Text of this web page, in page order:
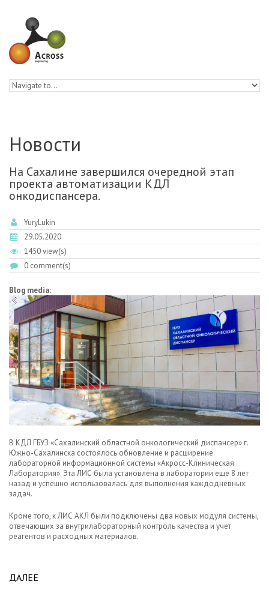
Новости
На Сахалине завершился очередной этап
проекта автоматизации КДЛ
онкодиспансера.
YuryLukin
29.05.2020
1450 view(s)
0 comment(s)
Blog media:
В КДЛ ГБУЗ «Сахалинский областной онкологический диспансер» г.
Южно-Сахалинска состоялось обновление и расширение
лабораторной информационной системы «Акросс-Клиническая
Лаборатория». Эта ЛИС была установлена в лаборатории еще 8 лет
назад и успешно использовалась для выполнения каждодневных
задач.
Кроме того, к ЛИС АКЛ были подключены два новых модуля системы,
отвечающих за внутрилабораторный контроль качества и учет
реагентов и расходных материалов.
ДАЛЕЕ